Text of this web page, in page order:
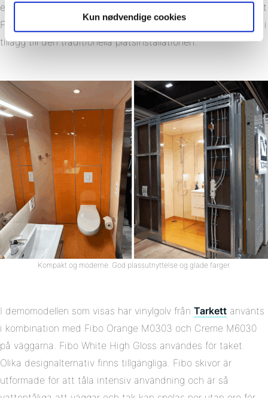
Kun nødvendige cookies
en viktig milstolpe, vilket ger försäkran till alla intressenter att
Fibo är lika kompatibel med offsite tillverkade badrumspods i
tillägg till den traditionella platsinstallationen.
Kompakt og moderne. God plassutnyttelse og glade farger.
I demomodellen som visas har vinylgolv från Tarkett använts
i kombination med Fibo Orange M0303 och Creme M6030
på väggarna. Fibo White High Gloss användes för taket.
Olika designalternativ finns tillgängliga. Fibo skivor är
utformade för att tåla intensiv användning och är så